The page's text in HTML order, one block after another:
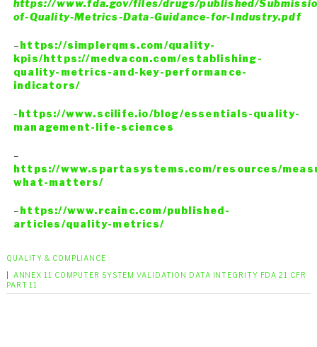
https://www.fda.gov/files/drugs/published/
of-Quality-Metrics-Data-Guidance-for-Industry.pdf
–https://simplerqms.com/quality-
kpis/https://medvacon.com/establishing-
quality-metrics-and-key-performance-
indicators/
-https://www.scilife.io/blog/essentials-quality-
management-life-sciences
–
https://www.spartasystems.com/resources/
what-matters/
–https://www.rcainc.com/published-
articles/quality-metrics/
QUALITY & COMPLIANCE
ANNEX 11 COMPUTER SYSTEM VALIDATION DATA INTEGRITY FDA 21 CFR
PART 11